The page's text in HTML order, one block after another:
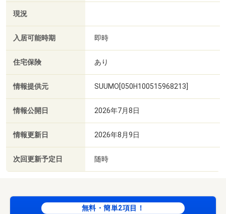
現況
入居可能時期 即時
住宅保険 あり
情報提供元 SUUMO[050H100515968213]
情報公開日 2026年7月8日
情報更新日 2026年8月9日
次回更新予定日 随時
無料・簡単2項目！